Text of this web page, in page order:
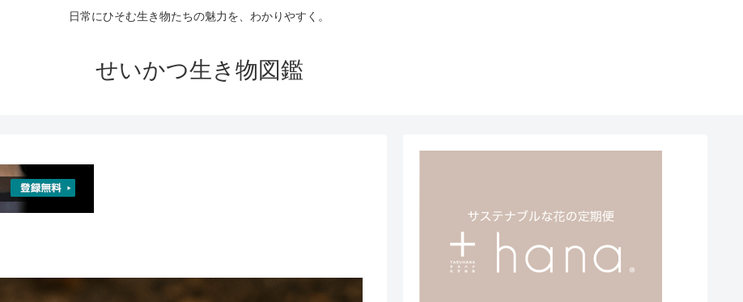
日常にひそむ生き物たちの魅力を、わかりやすく。
せいかつ生き物図鑑